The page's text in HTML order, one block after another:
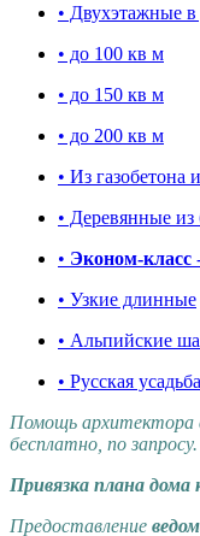
• Двухэтажные
• до 100 кв м
• до 150 кв м
• до 200 кв м
• Из газобетона
• Деревянные из
• Эконом-класс
• Узкие длинные
• Альпийские
• Русская усадьба
Помощь архитектора
бесплатно, по запросу.
Привязка плана дома
Предоставление